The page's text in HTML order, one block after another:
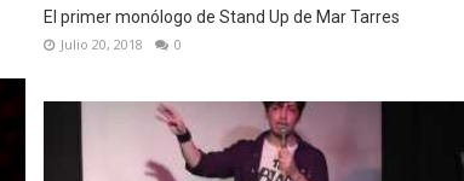
El primer monólogo de Stand Up de Mar Tarres
Julio 20, 2018 0